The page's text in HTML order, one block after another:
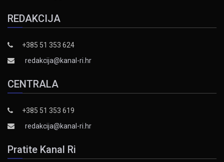
REDAKCIJA
+385 51 353 624
redakcija@kanal-ri.hr
CENTRALA
+385 51 353 619
redakcija@kanal-ri.hr
Pratite Kanal Ri